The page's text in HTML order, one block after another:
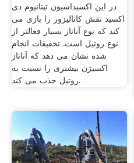
در این اکسیداسیون تیتانیوم دی
اکسید نقش کاتالیزور را بازی می
کند که نوع آناتاز بسیار فعالتر از
نوع روتیل است. تحقیقات انجام
شده نشان می دهد که آناتاز
اکسیژن بیشتری را نسبت به
روتیل جذب می کند.